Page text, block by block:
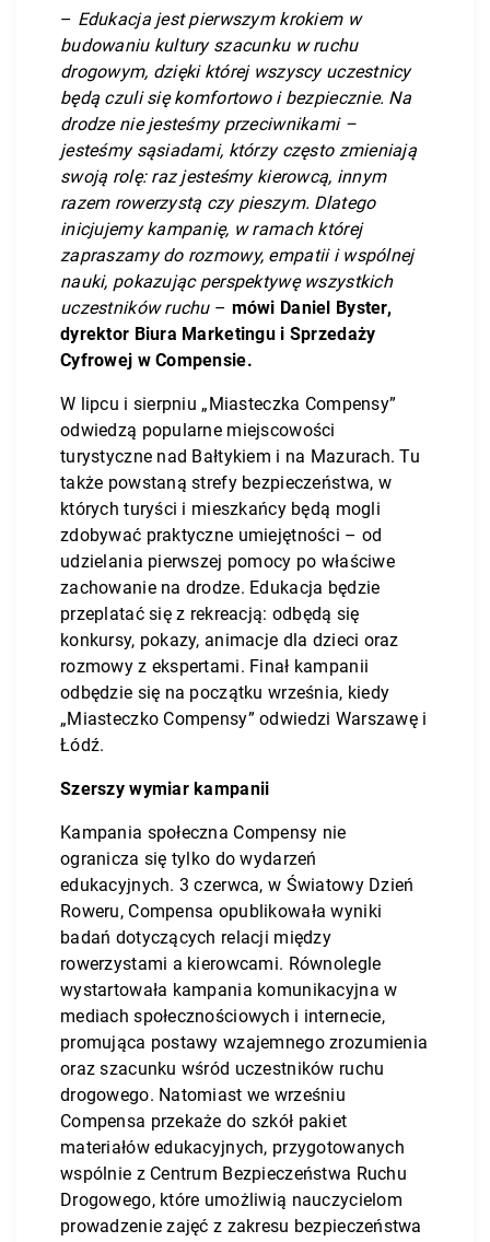
– Edukacja jest pierwszym krokiem w
budowaniu kultury szacunku w ruchu
drogowym, dzięki której wszyscy uczestnicy
będą czuli się komfortowo i bezpiecznie. Na
drodze nie jesteśmy przeciwnikami –
jesteśmy sąsiadami, którzy często zmieniają
swoją rolę: raz jesteśmy kierowcą, innym
razem rowerzystą czy pieszym. Dlatego
inicjujemy kampanię, w ramach której
zapraszamy do rozmowy, empatii i wspólnej
nauki, pokazując perspektywę wszystkich
uczestników ruchu– mówi Daniel Byster,
dyrektor Biura Marketingu i Sprzedaży
Cyfrowej w Compensie.
W lipcu i sierpniu „Miasteczka Compensy”
odwiedzą popularne miejscowości
turystyczne nad Bałtykiem i na Mazurach. Tu
także powstaną strefy bezpieczeństwa, w
których turyści i mieszkańcy będą mogli
zdobywać praktyczne umiejętności – od
udzielania pierwszej pomocy po właściwe
zachowanie na drodze. Edukacja będzie
przeplatać się z rekreacją: odbędą się
konkursy, pokazy, animacje dla dzieci oraz
rozmowy z ekspertami. Finał kampanii
odbędzie się na początku września, kiedy
„Miasteczko Compensy” odwiedzi Warszawę i
Łódź.
Szerszy wymiar kampanii
Kampania społeczna Compensy nie
ogranicza się tylko do wydarzeń
edukacyjnych. 3 czerwca, w Światowy Dzień
Roweru, Compensa opublikowała wyniki
badań dotyczących relacji między
rowerzystami a kierowcami. Równolegle
wystartowała kampania komunikacyjna w
mediach społecznościowych i internecie,
promująca postawy wzajemnego zrozumienia
oraz szacunku wśród uczestników ruchu
drogowego. Natomiast we wrześniu
Compensa przekaże do szkół pakiet
materiałów edukacyjnych, przygotowanych
wspólnie z Centrum Bezpieczeństwa Ruchu
Drogowego, które umożliwią nauczycielom
prowadzenie zajęć z zakresu bezpieczeństwa